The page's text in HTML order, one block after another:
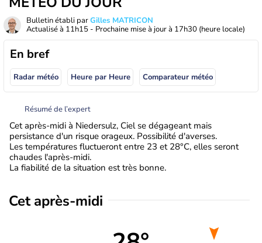
Bulletin établi parGilles MATRICON
Actualisé à 11h15 - Prochaine mise à jour à 17h30 (heure locale)
En bref
Radar météo Heure par Heure Comparateur météo
Résumé de l’expert
Cet après-midi à Niedersulz, Ciel se dégageant mais
persistance d'un risque orageux. Possibilité d'averses.
Les températures fluctueront entre 23 et 28°C, elles seront
chaudes l'après-midi.
La fiabilité de la situation est très bonne.
Cet après-midi